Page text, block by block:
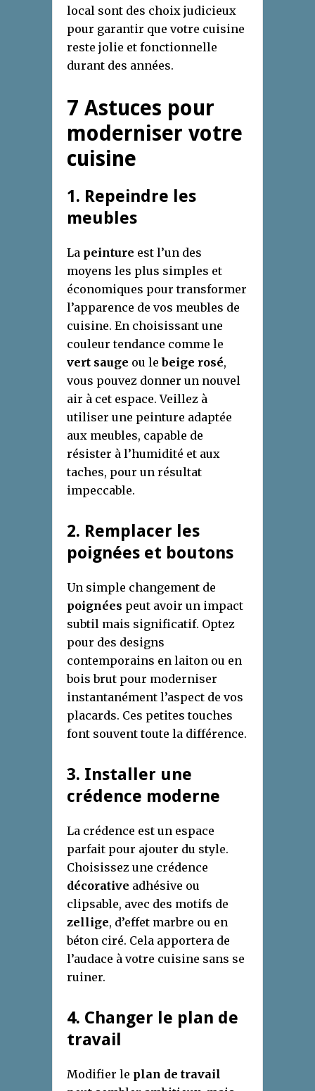
local sont des choix judicieux
pour garantir que votre cuisine
reste jolie et fonctionnelle
durant des années.
7 Astuces pour
moderniser votre
cuisine
1. Repeindre les
meubles
La peinture est l’un des
moyens les plus simples et
économiques pour transformer
l’apparence de vos meubles de
cuisine. En choisissant une
couleur tendance comme le
vert sauge ou lebeige rosé,
vous pouvez donner un nouvel
air à cet espace. Veillez à
utiliser une peinture adaptée
aux meubles, capable de
résister à l’humidité et aux
taches, pour un résultat
impeccable.
2. Remplacer les
poignées et boutons
Un simple changement de
poignées peut avoir un impact
subtil mais significatif. Optez
pour des designs
contemporains en laiton ou en
bois brut pour moderniser
instantanément l’aspect de vos
placards. Ces petites touches
font souvent toute la différence.
3. Installer une
crédence moderne
La crédence est un espace
parfait pour ajouter du style.
Choisissez une crédence
décorative adhésive ou
clipsable, avec des motifs de
zellige, d’effet marbre ou en
béton ciré. Cela apportera de
l’audace à votre cuisine sans se
ruiner.
4. Changer le plan de
travail
Modifier le plan de travail